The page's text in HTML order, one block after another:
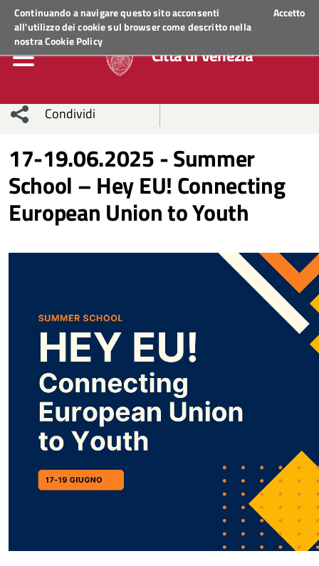
Continuando a navigare questo sito acconsenti
all'utilizzo dei cookie sul browser come descritto nella
nostraCookie Policy
Accetto
Regione Veneto ACCEDI AI SERVIZI
Città di Venezia
Condividi
sui social
network
Condividi
Condividi
su
Facebook
Condividi
su
Twitter
Condividi
su
Condividi
Whatsapp
17-19.06.2025 - Summer
School – Hey EU! Connecting
European Union to Youth